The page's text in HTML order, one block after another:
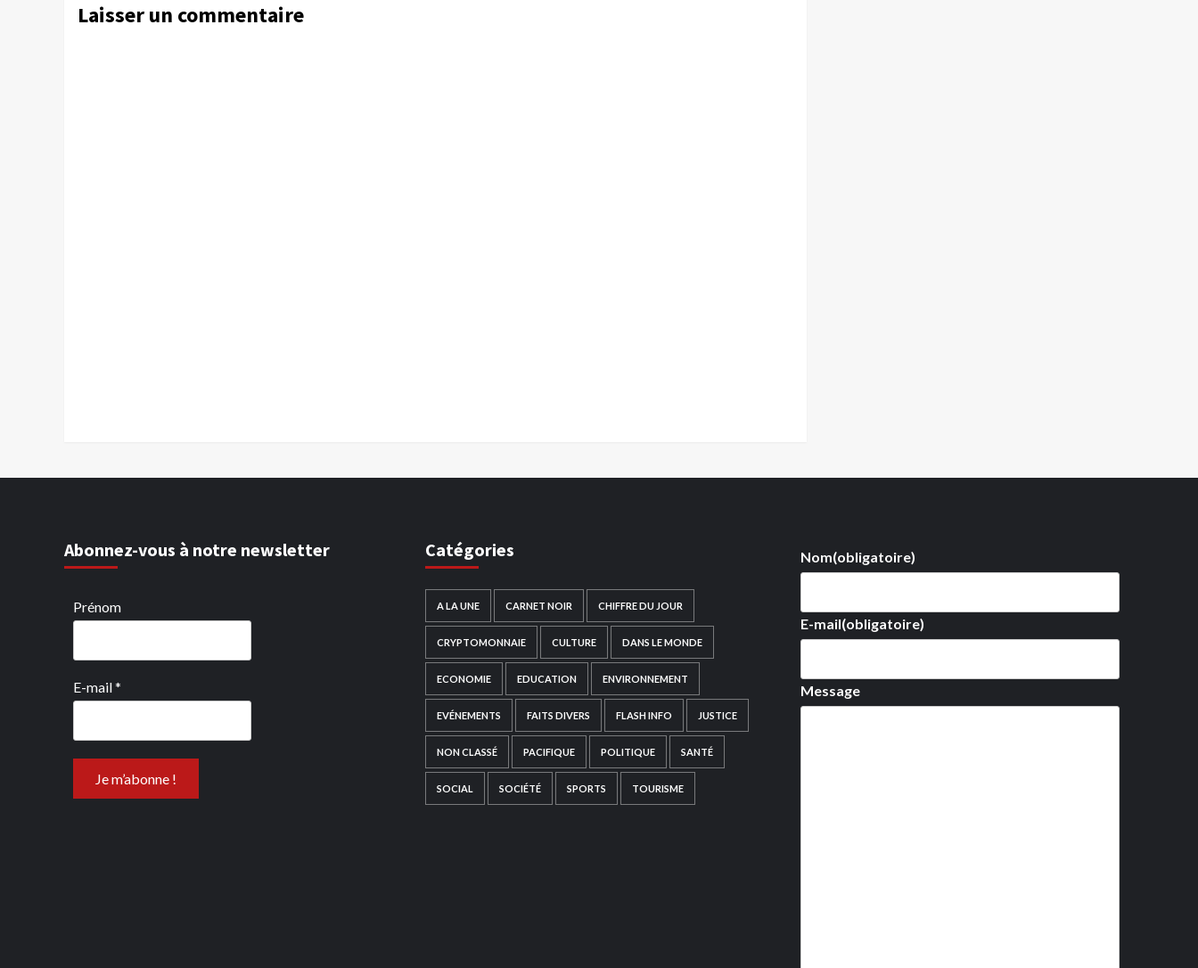
Laisser un commentaire
Abonnez-vous à notre newsletter
Prénom
E-mail*
Catégories
A LA UNE CARNET NOIR CHIFFRE DU JOUR
CRYPTOMONNAIE CULTURE DANS LE MONDE
ECONOMIE EDUCATION ENVIRONNEMENT
EVÉNEMENTS FAITS DIVERS FLASH INFO JUSTICE
NON CLASSÉ PACIFIQUE POLITIQUE SANTÉ
SOCIAL SOCIÉTÉ SPORTS TOURISME
Nom(obligatoire)
E-mail(obligatoire)
Message